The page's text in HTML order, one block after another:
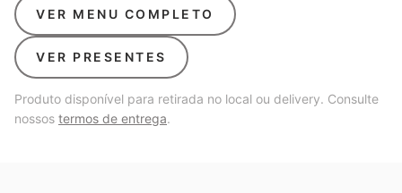
VER MENU COMPLETO
VER PRESENTES
Produto disponível para retirada no local ou delivery. Consulte
nossos termos de entrega.